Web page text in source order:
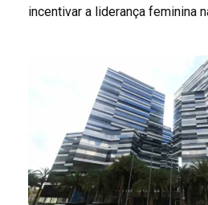
incentivar a liderança feminina